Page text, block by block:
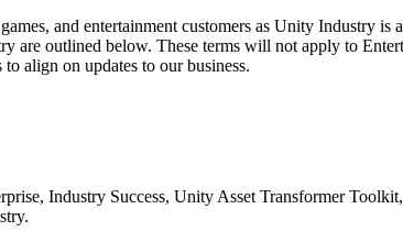
and entertainment customers as Unity Industry
outlined below. These terms will not apply to
align on updates to our business.
Industry Success, Unity Asset Transformer